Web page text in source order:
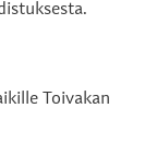
Toivakan